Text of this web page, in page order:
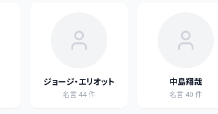
ジョージ・エリオット
名言 44件
中島翔哉
名言 40 件